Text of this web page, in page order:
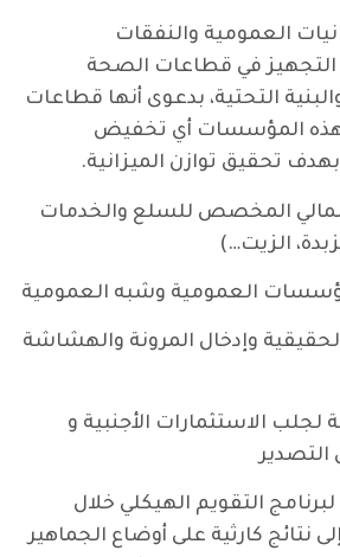
العمومية والنفقات
التجهيز في قطاعات الصحة
التحتية، بدعوى أنها قطاعات
هذه المؤسسات أي تخفيض
تحقيق توازن الميزانية.
المخصص للسلع والخدمات
الزيت…)
العمومية وشبه العمومية
وإدخال المرونة والهشاشة
الاستثمارات الأجنبية و
التصدير
التقويم الهيكلي خلال
نتائج كارثية على أوضاع الجماهير